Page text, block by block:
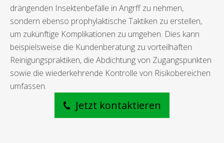
drängenden Insektenbefälle in Angrff zu nehmen,
sondern ebenso prophylaktische Taktiken zu erstellen,
um zukünftige Komplikationen zu umgehen. Dies kann
beispielsweise die Kundenberatung zu vorteilhaften
Reinigungspraktiken, die Abdichtung von Zugangspunkten
sowie die wiederkehrende Kontrolle von Risikobereichen
umfassen.
Jetzt kontaktieren